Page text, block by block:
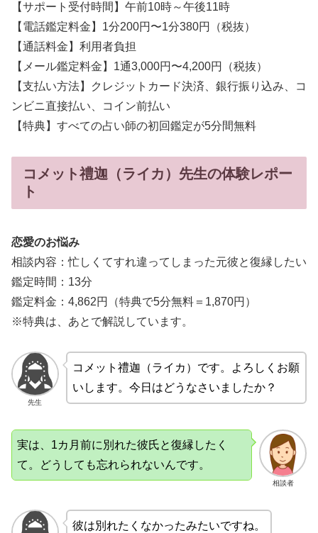
【サポート受付時間】午前10時～午後11時
【電話鑑定料金】1分200円〜1分380円（税抜）
【通話料金】利用者負担
【メール鑑定料金】1通3,000円〜4,200円（税抜）
【支払い方法】クレジットカード決済、銀行振り込み、コ
ンビニ直接払い、コイン前払い
【特典】すべての占い師の初回鑑定が5分間無料
コメット禮迦（ライカ）先生の体験レポー
ト
恋愛のお悩み
相談内容：忙しくてすれ違ってしまった元彼と復縁したい
鑑定時間：13分
鑑定料金：4,862円（特典で5分無料＝1,870円）
※特典は、あとで解説しています。
先生
コメット禮迦（ライカ）です。よろしくお願
いします。今日はどうなさいましたか？
相談者
実は、1カ月前に別れた彼氏と復縁したく
て。どうしても忘れられないんです。
彼は別れたくなかったみたいですね。